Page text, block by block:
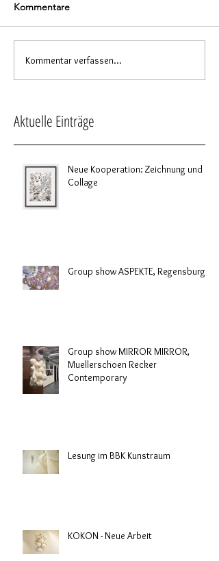
Kommentare
Kommentar verfassen...
Aktuelle Einträge
Neue Kooperation: Zeichnung und
Collage
Group show ASPEKTE, Regensburg
Group show MIRROR MIRROR,
Muellerschoen Recker
Contemporary
Lesung im BBK Kunstraum
KOKON - Neue Arbeit